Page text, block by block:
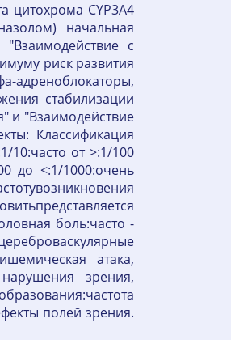
цитохрома CYP3A4
начальная
с
риск развития
адреноблокаторы,
стабилизации
и "Взаимодействие
Классификация
10:часто от >:1/100
до <:1/1000:очень
боль:часто -
атака,
зрения,
полей зрения.